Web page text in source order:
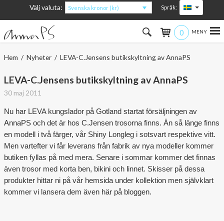
Välj valuta: Svenska kronor (kr) Språk:
0
Hem
Kvinna
Barn
Accessoarer
Om produkterna
Om AnnaPS
Hem / Nyheter/ LEVA-C.Jensens butikskyltning av AnnaPS
LEVA-C.Jensens butikskyltning av AnnaPS
30 maj 2011
Nu har LEVA kungslador på Gotland startat försäljningen av
AnnaPS och det är hos C.Jensen trosorna finns. Än så länge finns
en modell i två färger, vår Shiny Longleg i sotsvart respektive vitt.
Men vartefter vi får leverans från fabrik av nya modeller kommer
butiken fyllas på med mera. Senare i sommar kommer det finnas
även trosor med korta ben, bikini och linnet. Skisser på dessa
produkter hittar ni på vår hemsida under kollektion men självklart
kommer vi lansera dem även här på bloggen.